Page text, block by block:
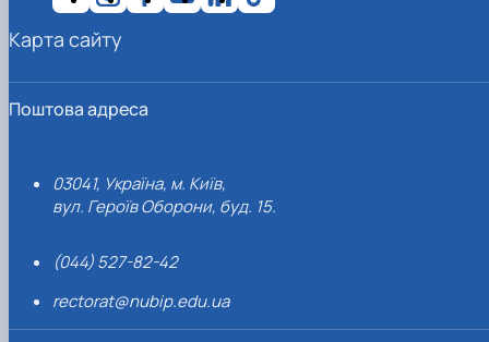
Поштова адреса
03041, Україна, м. Київ,
вул. Героїв Оборони, буд. 15.
(044) 527-82-42
rectorat@nubip.edu.ua
Карта сайту